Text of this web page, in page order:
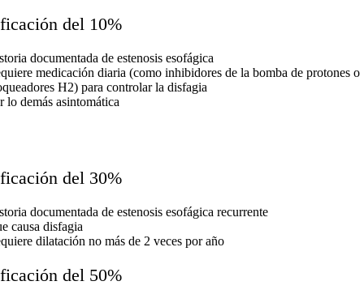
del 10%
documentada de estenosis esofágica
medicación diaria (como inhibidores de la bomba de protones o
H2) para controlar la disfagia
lo demás asintomática
del 30%
documentada de estenosis esofágica recurrente
causa disfagia
dilatación no más de 2 veces por año
del 50%